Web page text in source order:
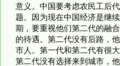
意义。中国要考虑农民工后
题。因为现在中国经济是继
期，要重视他们第二代的融
的待遇。第二代没有后路，
市人。第一代和第二代有很
第二代没有选择来到城市，